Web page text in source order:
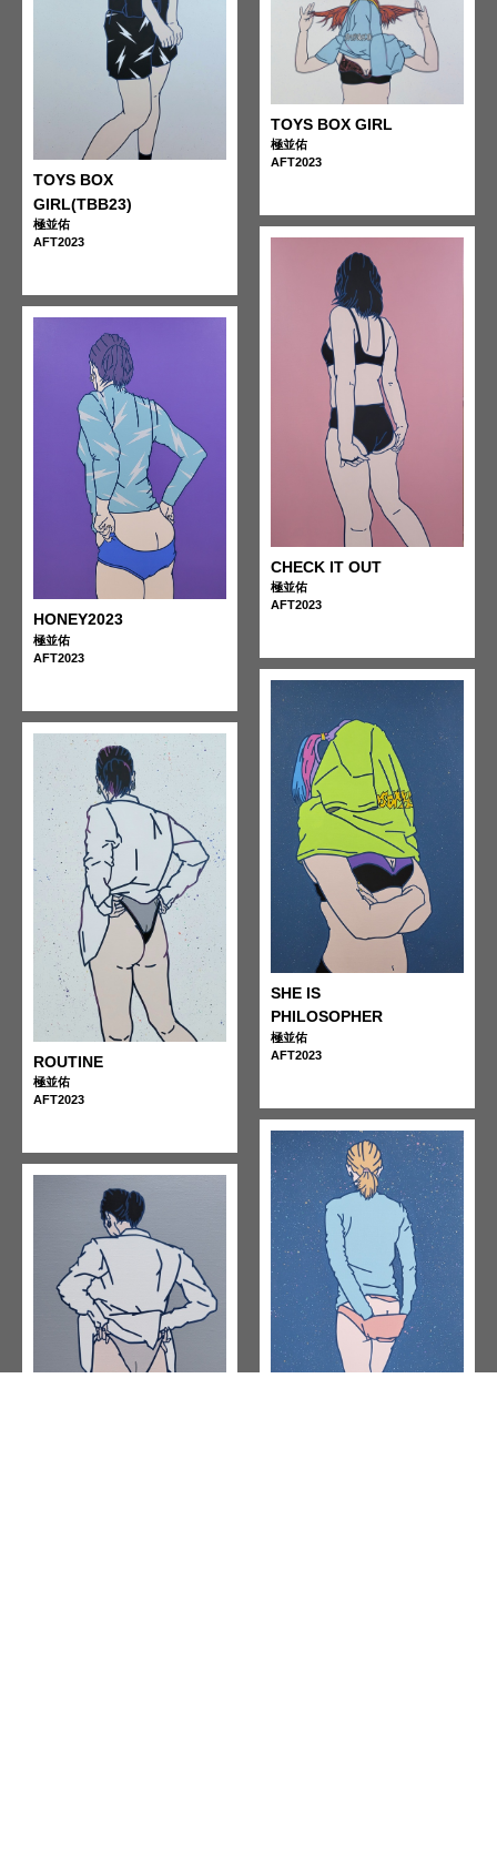
TOYS BOX
GIRL(TBB23)
極並佑
AFT2023
HONEY2023
極並佑
AFT2023
ROUTINE
極並佑
AFT2023
TOYS BOX GIRL
極並佑
AFT2023
CHECK IT OUT
極並佑
AFT2023
SHE IS
PHILOSOPHER
極並佑
AFT2023